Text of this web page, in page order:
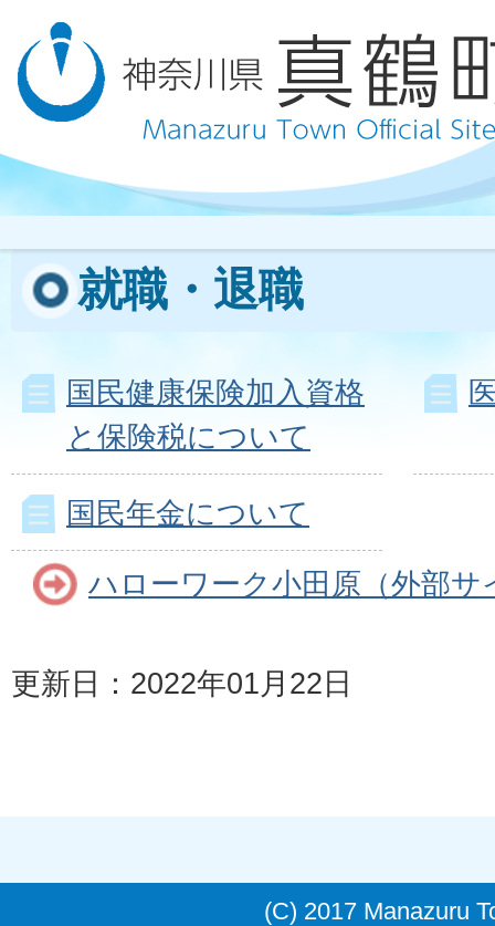
就職・退職
国民健康保険加入資格
と保険税について
国民年金について
ハローワーク小田原（外部
更新日：2022年01月22日
(C) 2017 Manazuru